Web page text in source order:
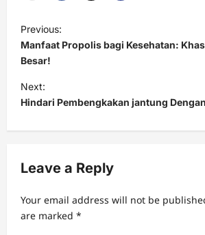
o
s
t
n
a
i
a
Previous:
Manfaat Propolis bagi Kesehatan:
Besar!
Next:
Hindari Pembengkakan jantung
Leave a Reply
Your email address will not be
are marked *